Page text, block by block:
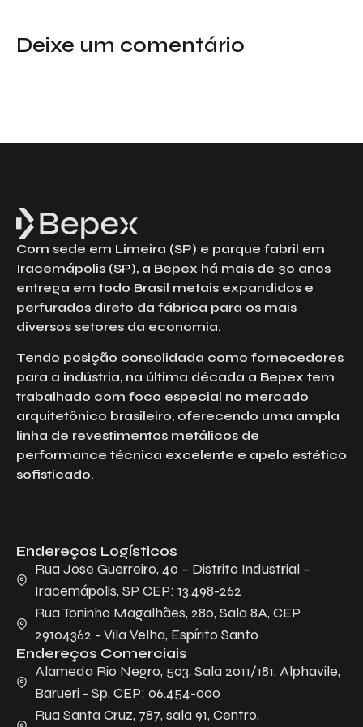
Deixe um comentário
Com sede em Limeira (SP) e parque fabril em
Iracemápolis (SP), a Bepex há mais de 30 anos
entrega em todo Brasil metais expandidos e
perfurados direto da fábrica para os mais
diversos setores da economia.
Tendo posição consolidada como fornecedores
para a indústria, na última década a Bepex tem
trabalhado com foco especial no mercado
arquitetônico brasileiro, oferecendo uma ampla
linha de revestimentos metálicos de
performance técnica excelente e apelo estético
sofisticado.
Endereços Logísticos
Rua Jose Guerreiro, 40 – Distrito Industrial –
Iracemápolis, SP CEP: 13.498-262
Rua Toninho Magalhães, 280, Sala 8A, CEP
29104362 - Vila Velha, Espírito Santo
Endereços Comerciais
Alameda Rio Negro, 503, Sala 2011/181, Alphavile,
Barueri - Sp, CEP: 06.454-000
Rua Santa Cruz, 787, sala 91, Centro,